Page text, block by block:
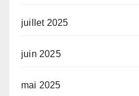
juillet 2025
juin 2025
mai 2025